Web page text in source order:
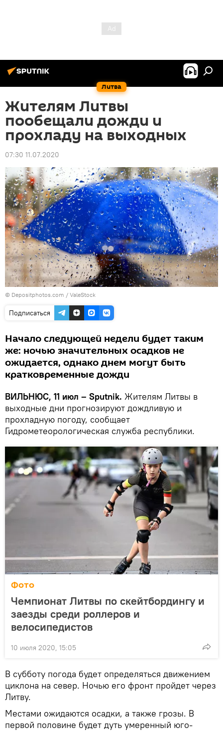
Литва
Жителям Литвы
пообещали дожди и
прохладу на выходных
07:30 11.07.2020
© Depositphotos.com / ValeStock
Подписаться
Начало следующей недели будет таким
же: ночью значительных осадков не
ожидается, однако днем могут быть
кратковременные дожди
ВИЛЬНЮС, 11 июл – Sputnik. Жителям Литвы в
выходные дни прогнозируют дождливую и
прохладную погоду, сообщает
Гидрометеорологическая служба республики.
Фото
Чемпионат Литвы по скейтбордингу и
заезды среди роллеров и
велосипедистов
10 июля 2020, 15:05
В субботу погода будет определяться движением
циклона на север. Ночью его фронт пройдет через
Литву.
Местами ожидаются осадки, а также грозы. В
первой половине будет дуть умеренный юго-